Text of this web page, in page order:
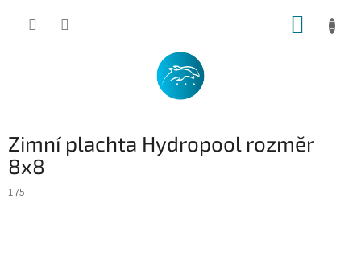
Zimní plachta Hydropool rozměr
8x8
175